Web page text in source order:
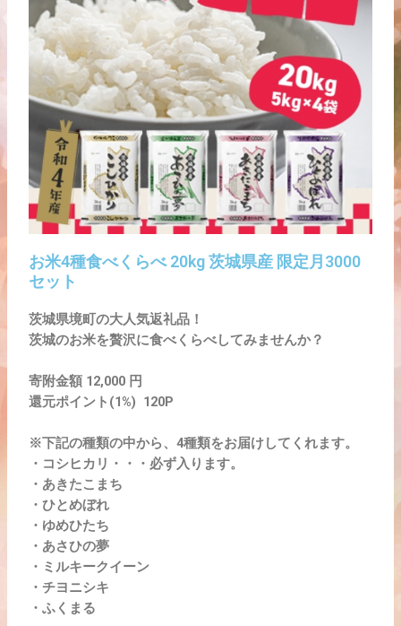
お米4種食べくらべ 20kg 茨城県産 限定月3000
セット
茨城県境町の大人気返礼品！
茨城のお米を贅沢に食べくらべしてみませんか？
寄附金額 12,000 円
還元ポイント(1%) 120P
※下記の種類の中から、4種類をお届けしてくれます。
・コシヒカリ・・・必ず入ります。
・あきたこまち
・ひとめぼれ
・ゆめひたち
・あさひの夢
・ミルキークイーン
・チヨニシキ
・ふくまる